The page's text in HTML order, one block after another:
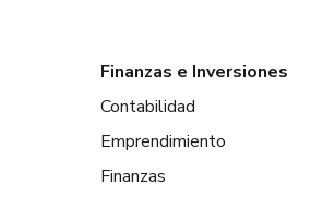
Finanzas e Inversiones
Contabilidad
Emprendimiento
Finanzas